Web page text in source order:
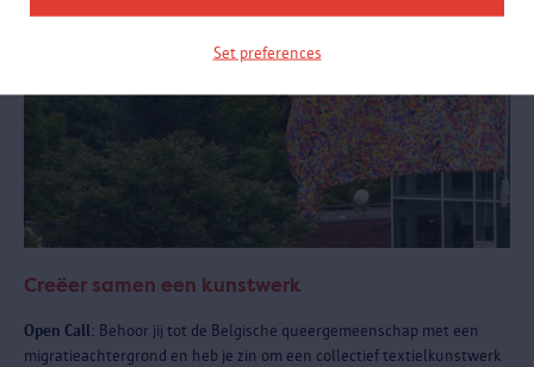
Set preferences
Creëer samen een kunstwerk
Open Call: Behoor jij tot de Belgische queergemeenschap met een
migratieachtergrond en heb je zin om een collectief textielkunstwerk